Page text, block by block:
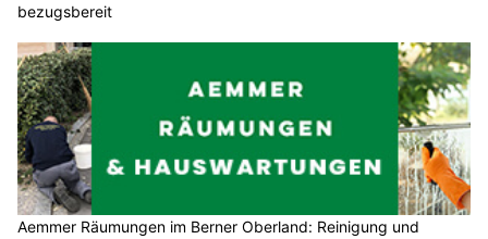
bezugsbereit
Aemmer Räumungen im Berner Oberland: Reinigung und